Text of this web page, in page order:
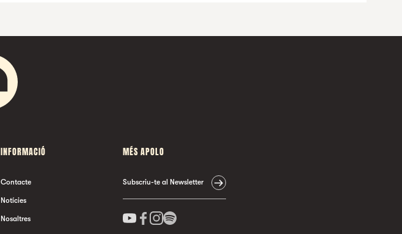
INFORMACIÓ
Contacte
Notícies
Nosaltres
MÉS APOLO
Subscriu-te al Newsletter